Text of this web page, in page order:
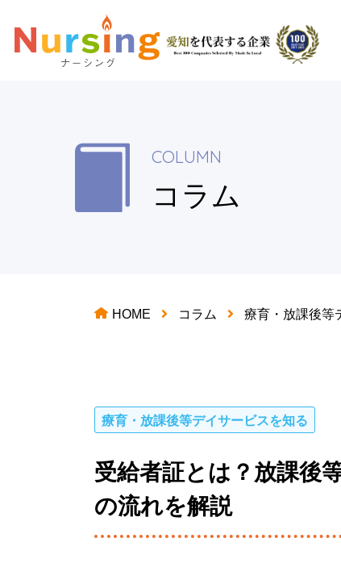
COLUMN
コラム
HOME コラム 療育・放課後等
療育・放課後等デイサービスを知る
受給者証とは？放課後
の流れを解説